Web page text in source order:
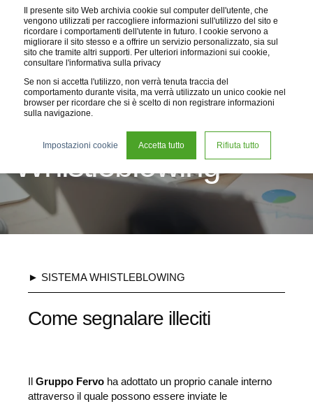
Il presente sito Web archivia cookie sul computer dell'utente, che
vengono utilizzati per raccogliere informazioni sull'utilizzo del sito e
ricordare i comportamenti dell'utente in futuro. I cookie servono a
migliorare il sito stesso e a offrire un servizio personalizzato, sia sul
sito che tramite altri supporti. Per ulteriori informazioni sui cookie,
consultare l'informativa sulla privacy
Se non si accetta l'utilizzo, non verrà tenuta traccia del
comportamento durante visita, ma verrà utilizzato un unico cookie nel
browser per ricordare che si è scelto di non registrare informazioni
sulla navigazione.
Impostazioni cookie Accetta tutto Rifiuta tutto
Segnalazioni
Whistleblowing
► SISTEMA WHISTLEBLOWING
Come segnalare illeciti
Il Gruppo Fervo ha adottato un proprio canale interno
attraverso il quale possono essere inviate le